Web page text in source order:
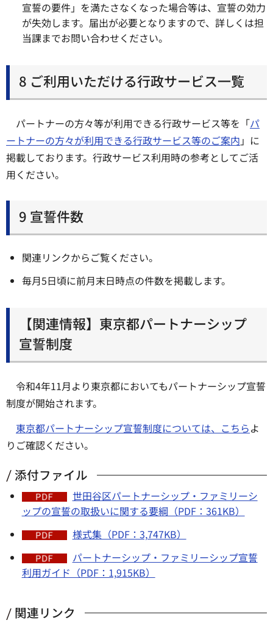
宣誓の要件」を満たさなくなった場合等は、宣誓の効力
が失効します。届出が必要となりますので、詳しくは担
当課までお問い合わせください。
8 ご利用いただける行政サービス一覧
パートナーの方々等が利用できる行政サービス等を「パ
ートナーの方々が利用できる行政サービス等のご案内 」に
掲載しております。行政サービス利用時の参考としてご活
用ください。
9 宣誓件数
関連リンクからご覧ください。
毎月5日頃に前月末日時点の件数を掲載します。
【関連情報】東京都パートナーシップ
宣誓制度
令和4年11月より東京都においてもパートナーシップ宣誓
制度が開始されます。
東京都パートナーシップ宣誓制度については、こちらよ
りご確認ください。
添付ファイル
世田谷区パートナーシップ・ファミリーシ
ップの宣誓の取扱いに関する要綱（PDF：361KB）
様式集（PDF：3,747KB）
パートナーシップ・ファミリーシップ宣誓
利用ガイド（PDF：1,915KB）
関連リンク